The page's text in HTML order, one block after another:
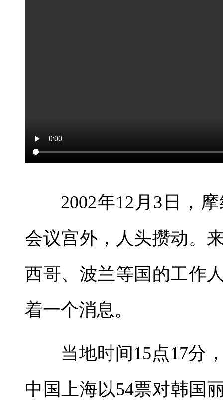
2002年12月3日，
会议宫外，人头攒动。
西哥、波兰等国的工作
着一个消息。
当地时间15点17分
中国上海以54票对韩国